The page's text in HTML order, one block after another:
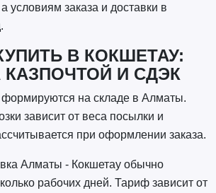
условиям заказа и доставки в
В КОКШЕТАУ:
КАЗПОЧТОЙ И СДЭК
формируются на складе в Алматы.
зависит от веса посылки и
при оформлении заказа.
Алматы - Кокшетау обычно
рабочих дней. Тариф зависит от